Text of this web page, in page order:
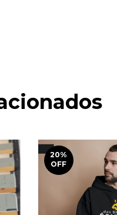
20%
OFF